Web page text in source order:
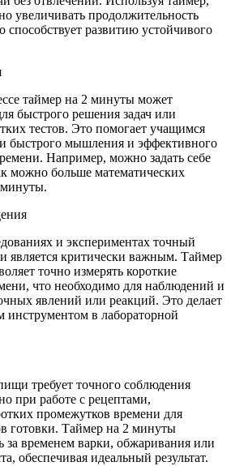
увеличивать продолжительность
способствует развитию устойчивого
таймер на 2 минуты может
быстрого решения задач или
тестов. Это помогает учащимся
быстрого мышления и эффективного
Например, можно задать себе
можно больше математических
минуты.
и экспериментах точный
является критически важным. Таймер
точно измерять короткие
что необходимо для наблюдений и
явлений или реакций. Это делает
инструментом в лабораторной
требует точного соблюдения
при работе с рецептами,
промежутков времени для
готовки. Таймер на 2 минуты
за временем варки, обжаривания или
обеспечивая идеальный результат.